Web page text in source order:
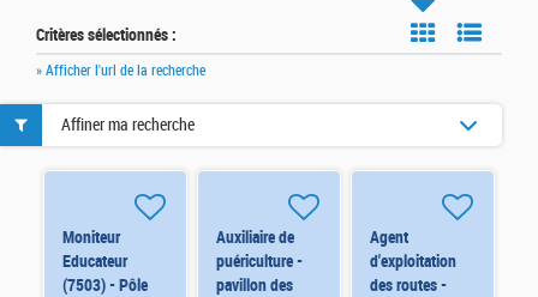
Critères sélectionnés :
» Afficher l'url de la recherche
Moniteur
Educateur
(7503) - Pôle
Auxiliaire de
puériculture -
pavillon des
Agent
d'exploitation
des routes -
Affiner ma recherche